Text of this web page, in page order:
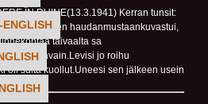
ÎN RUINE(13.3.1941) Kerran tunsit:
varjo veteen haudanmustaankuvastui,
taivaalta sa
yllä aavain.Levisi jo roihu
oli sulta kuollut.Uneesi sen jälkeen usein
More »